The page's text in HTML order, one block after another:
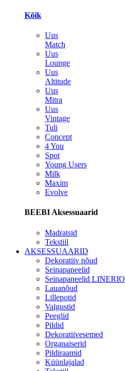
Kõik
Uus
Match
Uus
Lounge
Uus
Altitude
Uus
Mitra
Uus
Vintage
Tuli
Concept
4 You
Spot
Young Users
Milk
Maxim
Evolve
BEEBI Aksessuaarid
Madratsid
Tekstiil
AKSESSUAARID
Dekoratiiv nõud
Seinapaneelid
Seinapaneelid LINERIO
Lauanõud
Lillepotid
Valgustid
Peeglid
Pildid
Dekoratiivesemed
Organaiserid
Pildiraamid
Küünlajalad